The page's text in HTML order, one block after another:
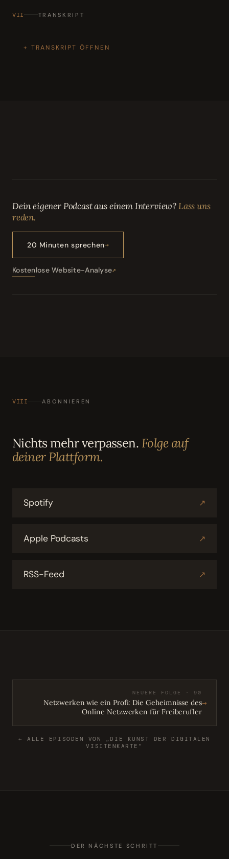
VII TRANSKRIPT
TRANSKRIPT ÖFFNEN
Dein eigener Podcast aus einem Interview?Lass uns
reden.
20 Minuten sprechen
Kostenlose Website-Analyse
VIII ABONNIEREN
Nichts mehr verpassen. Folge auf
deiner Plattform.
Spotify ↗
Apple Podcasts ↗
RSS-Feed ↗
NEUERE FOLGE · 90
Netzwerken wie ein Profi: Die Geheimnisse des
Online Netzwerken für Freiberufler
→
← ALLE EPISODEN VON „DIE KUNST DER DIGITALEN
VISITENKARTE"
DER NÄCHSTE SCHRITT